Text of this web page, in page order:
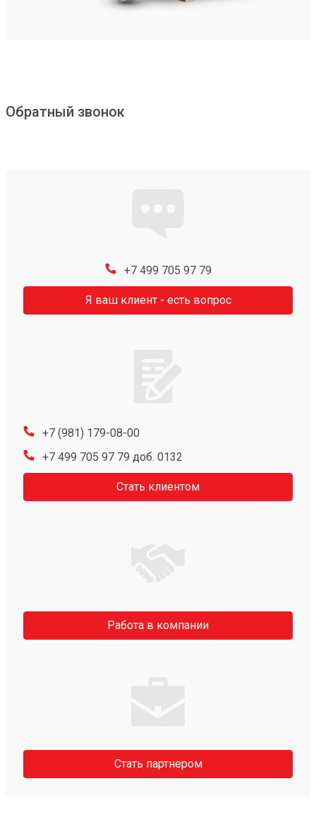
Обратный звонок
+7 499 705 97 79
Я ваш клиент - есть вопрос
+7 (981) 179-08-00
+7 499 705 97 79 доб. 0132
Стать клиентом
Работа в компании
Стать партнером